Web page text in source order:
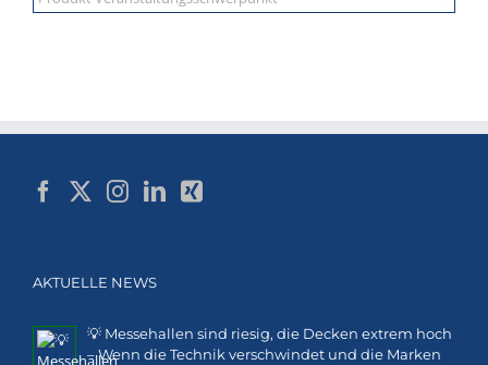
AKTUELLE NEWS
💡 Messehallen sind riesig, die Decken extrem hoch
– Wenn die Technik verschwindet und die Marken